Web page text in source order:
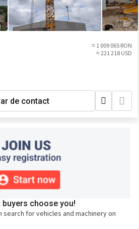
≈ 1 009 065 RON
≈ 221 218 USD
de contact
choose you!
search for vehicles and machinery on